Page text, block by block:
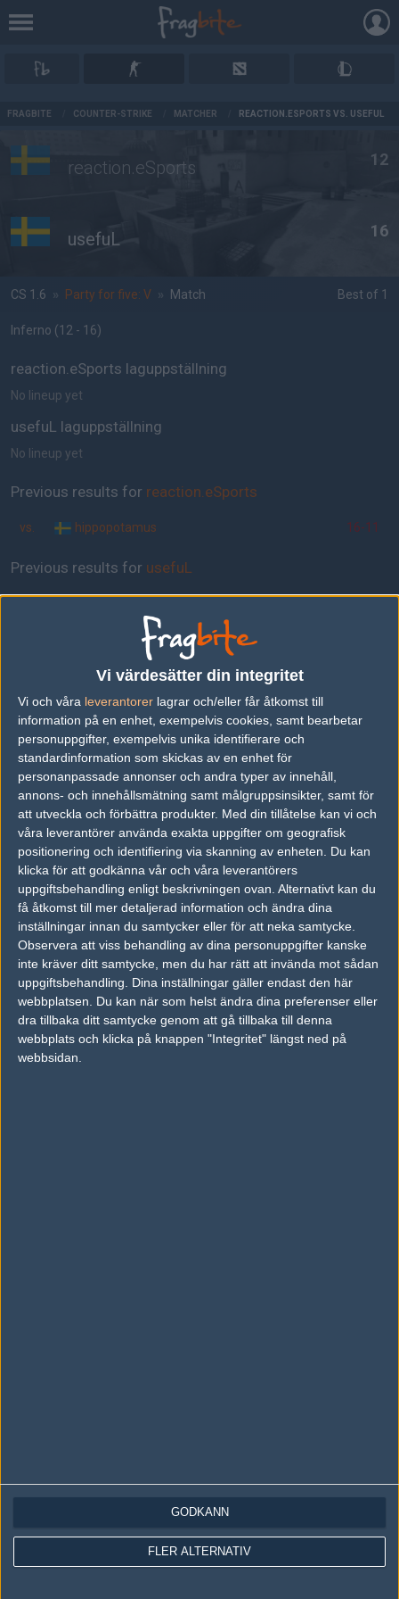
Vi värdesätter din integritet
Vi och våra leverantorer lagrar och/eller får åtkomst till
information på en enhet, exempelvis cookies, samt bearbetar
personuppgifter, exempelvis unika identifierare och
standardinformation som skickas av en enhet för
personanpassade annonser och andra typer av innehåll,
annons- och innehållsmätning samt målgruppsinsikter, samt för
att utveckla och förbättra produkter. Med din tillåtelse kan vi och
våra leverantörer använda exakta uppgifter om geografisk
positionering och identifiering via skanning av enheten. Du kan
klicka för att godkänna vår och våra leverantörers
uppgiftsbehandling enligt beskrivningen ovan. Alternativt kan du
få åtkomst till mer detaljerad information och ändra dina
inställningar innan du samtycker eller för att neka samtycke.
Observera att viss behandling av dina personuppgifter kanske
inte kräver ditt samtycke, men du har rätt att invända mot sådan
uppgiftsbehandling. Dina inställningar gäller endast den här
webbplatsen. Du kan när som helst ändra dina preferenser eller
dra tillbaka ditt samtycke genom att gå tillbaka till denna
webbplats och klicka på knappen "Integritet" längst ned på
webbsidan.
FLER ALTERNATIV
GODKÄNN
FRAGBITE COUNTER-STRIKE MATCHER REACTION.ESPORTS VS. USEFUL
reaction.eSports 12
usefuL 16
CS 1.6 » Party for five: V » Match Best of 1
Inferno (12 - 16)
reaction.eSports laguppställning
No lineup yet
usefuL laguppställning
No lineup yet
Previous results for reaction.eSports
vs. hippopotamus 16-11
Previous results for usefuL
Du måste vara inloggad för att kunna satsa våra vackra bites på en
reaction.eSports usefuL
50%
1 kommentarer —skriv kommentar
#1
Old School
2005-07-01 22:59
1
varför kunde man inte satsa?
Skriv en kommentar Upp
Kontakta